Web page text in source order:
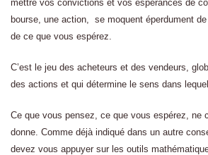
mettre vos convictions et vos espérances de
bourse, une action, se moquent éperdument
de ce que vous espérez.
C’est le jeu des acheteurs et des vendeurs,
des actions et qui détermine le sens dans
Ce que vous pensez, ce que vous espérez, ne
donne. Comme déjà indiqué dans un autre
devez vous appuyer sur les outils